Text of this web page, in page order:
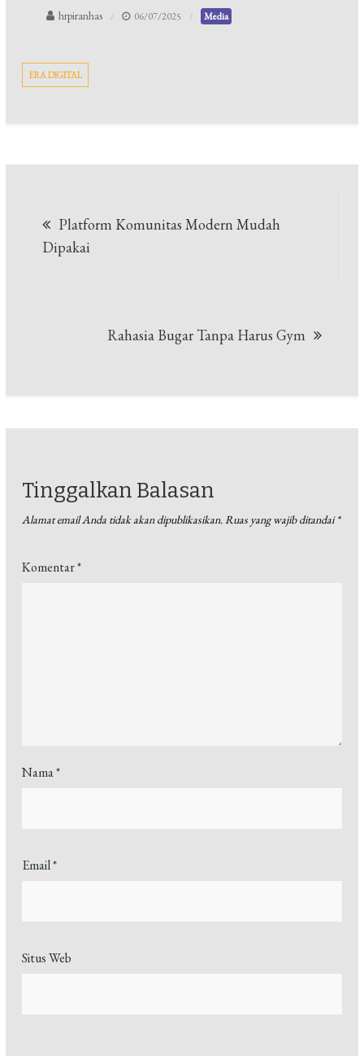
hrpiranhas 06/07/2025 Media
ERA DIGITAL
pos
Platform Komunitas Modern Mudah
Dipakai
Rahasia Bugar Tanpa Harus Gym
Tinggalkan Balasan
Alamat email Anda tidak akan dipublikasikan.Ruas yang wajib ditandai*
Komentar*
Nama*
Email*
Situs Web